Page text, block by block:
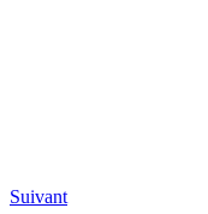
Suivant